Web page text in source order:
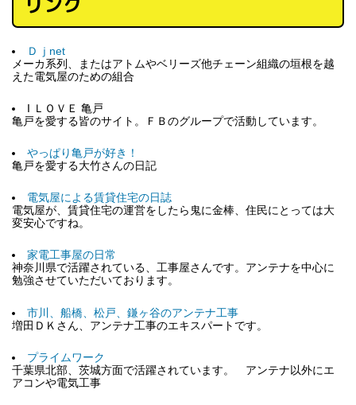
Ｄｊnet
メーカ系列、またはアトムやベリーズ他チェーン組織の垣根を越
えた電気屋のための組合
I ＬＯＶＥ 亀戸
亀戸を愛する皆のサイト。ＦＢのグループで活動しています。
やっぱり亀戸が好き！
亀戸を愛する大竹さんの日記
電気屋による賃貸住宅の日誌
電気屋が、賃貸住宅の運営をしたら鬼に金棒、住民にとっては大
変安心ですね。
家電工事屋の日常
神奈川県で活躍されている、工事屋さんです。アンテナを中心に
勉強させていただいております。
市川、船橋、松戸、鎌ヶ谷のアンテナ工事
増田ＤＫさん、アンテナ工事のエキスパートです。
プライムワーク
千葉県北部、茨城方面で活躍されています。 アンテナ以外にエ
アコンや電気工事